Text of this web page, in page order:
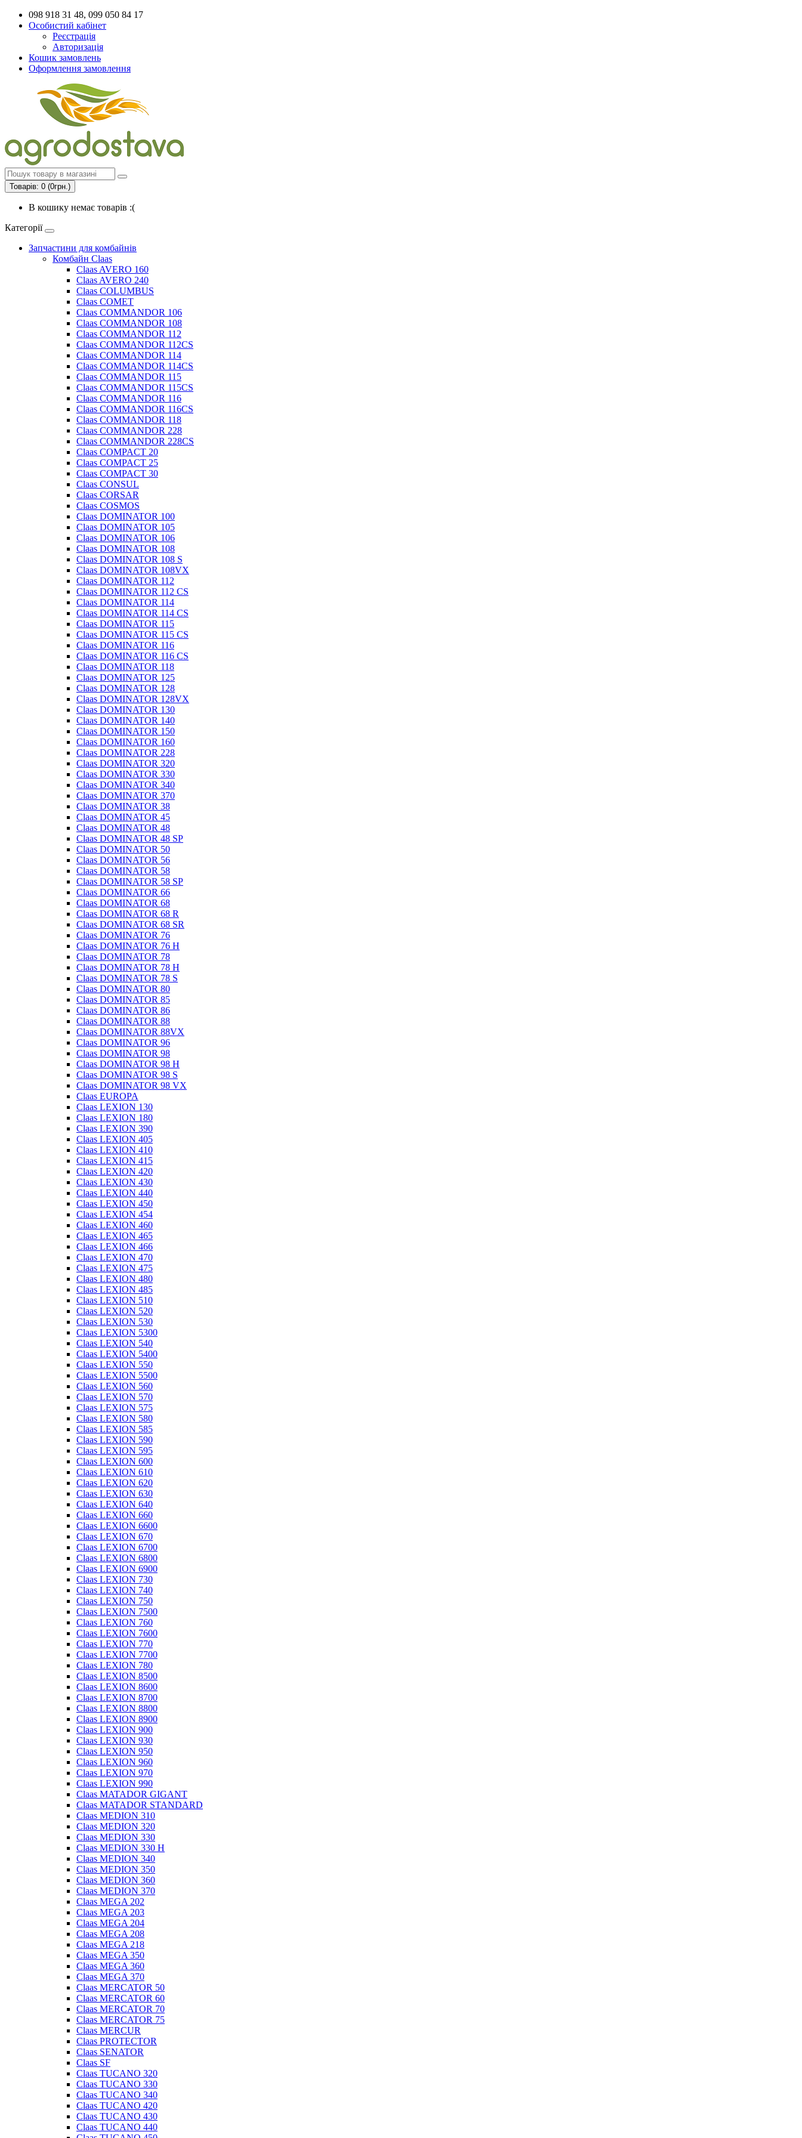
098 918 31 48, 099 050 84 17
Особистий кабінет
Реєстрація
Авторизація
Кошик замовлень
Оформлення замовлення
Товарів: 0 (0грн.)
В кошику немає товарів :(
Категорії
Запчастини для комбайнів
Комбайн Claas
Claas AVERO 160
Claas AVERO 240
Claas COLUMBUS
Claas COMET
Claas COMMANDOR 106
Claas COMMANDOR 108
Claas COMMANDOR 112
Claas COMMANDOR 112CS
Claas COMMANDOR 114
Claas COMMANDOR 114CS
Claas COMMANDOR 115
Claas COMMANDOR 115CS
Claas COMMANDOR 116
Claas COMMANDOR 116CS
Claas COMMANDOR 118
Claas COMMANDOR 228
Claas COMMANDOR 228CS
Claas COMPACT 20
Claas COMPACT 25
Claas COMPACT 30
Claas CONSUL
Claas CORSAR
Claas COSMOS
Claas DOMINATOR 100
Claas DOMINATOR 105
Claas DOMINATOR 106
Claas DOMINATOR 108
Claas DOMINATOR 108 S
Claas DOMINATOR 108VX
Claas DOMINATOR 112
Claas DOMINATOR 112 CS
Claas DOMINATOR 114
Claas DOMINATOR 114 CS
Claas DOMINATOR 115
Claas DOMINATOR 115 CS
Claas DOMINATOR 116
Claas DOMINATOR 116 CS
Claas DOMINATOR 118
Claas DOMINATOR 125
Claas DOMINATOR 128
Claas DOMINATOR 128VX
Claas DOMINATOR 130
Claas DOMINATOR 140
Claas DOMINATOR 150
Claas DOMINATOR 160
Claas DOMINATOR 228
Claas DOMINATOR 320
Claas DOMINATOR 330
Claas DOMINATOR 340
Claas DOMINATOR 370
Claas DOMINATOR 38
Claas DOMINATOR 45
Claas DOMINATOR 48
Claas DOMINATOR 48 SP
Claas DOMINATOR 50
Claas DOMINATOR 56
Claas DOMINATOR 58
Claas DOMINATOR 58 SP
Claas DOMINATOR 66
Claas DOMINATOR 68
Claas DOMINATOR 68 R
Claas DOMINATOR 68 SR
Claas DOMINATOR 76
Claas DOMINATOR 76 H
Claas DOMINATOR 78
Claas DOMINATOR 78 H
Claas DOMINATOR 78 S
Claas DOMINATOR 80
Claas DOMINATOR 85
Claas DOMINATOR 86
Claas DOMINATOR 88
Claas DOMINATOR 88VX
Claas DOMINATOR 96
Claas DOMINATOR 98
Claas DOMINATOR 98 H
Claas DOMINATOR 98 S
Claas DOMINATOR 98 VX
Claas EUROPA
Claas LEXION 130
Claas LEXION 180
Claas LEXION 390
Claas LEXION 405
Claas LEXION 410
Claas LEXION 415
Claas LEXION 420
Claas LEXION 430
Claas LEXION 440
Claas LEXION 450
Claas LEXION 454
Claas LEXION 460
Claas LEXION 465
Claas LEXION 466
Claas LEXION 470
Claas LEXION 475
Claas LEXION 480
Claas LEXION 485
Claas LEXION 510
Claas LEXION 520
Claas LEXION 530
Claas LEXION 5300
Claas LEXION 540
Claas LEXION 5400
Claas LEXION 550
Claas LEXION 5500
Claas LEXION 560
Claas LEXION 570
Claas LEXION 575
Claas LEXION 580
Claas LEXION 585
Claas LEXION 590
Claas LEXION 595
Claas LEXION 600
Claas LEXION 610
Claas LEXION 620
Claas LEXION 630
Claas LEXION 640
Claas LEXION 660
Claas LEXION 6600
Claas LEXION 670
Claas LEXION 6700
Claas LEXION 6800
Claas LEXION 6900
Claas LEXION 730
Claas LEXION 740
Claas LEXION 750
Claas LEXION 7500
Claas LEXION 760
Claas LEXION 7600
Claas LEXION 770
Claas LEXION 7700
Claas LEXION 780
Claas LEXION 8500
Claas LEXION 8600
Claas LEXION 8700
Claas LEXION 8800
Claas LEXION 8900
Claas LEXION 900
Claas LEXION 930
Claas LEXION 950
Claas LEXION 960
Claas LEXION 970
Claas LEXION 990
Claas MATADOR GIGANT
Claas MATADOR STANDARD
Claas MEDION 310
Claas MEDION 320
Claas MEDION 330
Claas MEDION 330 H
Claas MEDION 340
Claas MEDION 350
Claas MEDION 360
Claas MEDION 370
Claas MEGA 202
Claas MEGA 203
Claas MEGA 204
Claas MEGA 208
Claas MEGA 218
Claas MEGA 350
Claas MEGA 360
Claas MEGA 370
Claas MERCATOR 50
Claas MERCATOR 60
Claas MERCATOR 70
Claas MERCATOR 75
Claas MERCUR
Claas PROTECTOR
Claas SENATOR
Claas SF
Claas TUCANO 320
Claas TUCANO 330
Claas TUCANO 340
Claas TUCANO 420
Claas TUCANO 430
Claas TUCANO 440